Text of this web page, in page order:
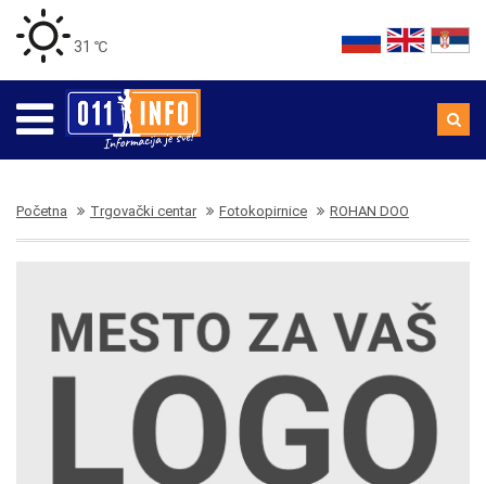
31 ℃
Početna Trgovački centar Fotokopirnice ROHAN DOO